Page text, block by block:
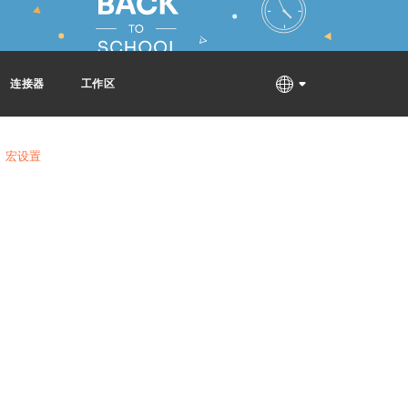
连接器 工作区
宏设置